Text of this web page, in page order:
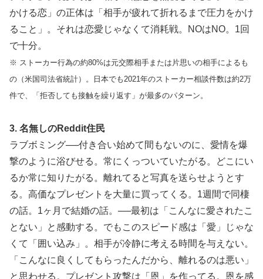
かける恋」の正体は「相手が疲れて折れるまで圧力をかけ
ること」。それは恋愛じゃなくて消耗戦。NOはNO。1回
で十分。
※ ストーカー行為の約80%は元交際相手または片思いの相手によるも
の（米国司法省統計）。日本でも2021年のストーカー相談件数は約2万
件で、「拒否しても接触を繰り返す」が最多のパターン。
3. 名無しのReddit住民
ラブボミング──付き合い始めて間もないのに、愛情を爆
撃のように浴びせる。常にくっついていたがる。どこにい
るか常に知りたがる。離れてると写真を送らせようとす
る。高価なプレゼントを大量に買ってくる。1週間で同棲
の話。1ヶ月で結婚の話。──最初は「こんなに愛されたこ
とない」と感動する。でもこのスピード感は「愛」じゃな
くて「囲い込み」。相手が冷静に考える時間を与えない。
「こんなに良くしてもらったんだから、離れるのは悪い」
と思わせる。プレゼント攻撃は「恩」を作ってる。恩を感